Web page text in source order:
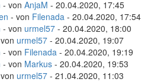
- von AnjaM - 20.04.2020, 17:45
- von Filenada - 20.04.2020, 17:54
- von urmel57 - 20.04.2020, 18:00
urmel57 - 20.04.2020, 19:07
- von Filenada - 20.04.2020, 19:19
- von Markus - 20.04.2020, 19:53
urmel57 - 21.04.2020, 11:03